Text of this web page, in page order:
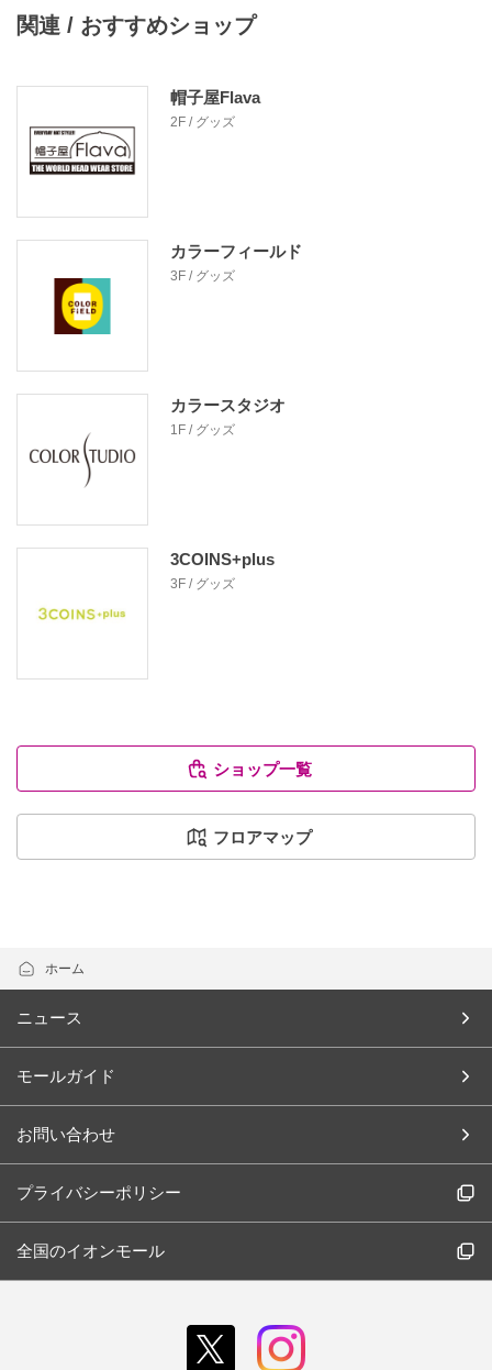
関連 / おすすめショップ
帽子屋Flava
2F / グッズ
カラーフィールド
3F / グッズ
カラースタジオ
1F / グッズ
3COINS+plus
3F / グッズ
ショップ一覧
フロアマップ
ホーム
ニュース
モールガイド
お問い合わせ
プライバシーポリシー
全国のイオンモール